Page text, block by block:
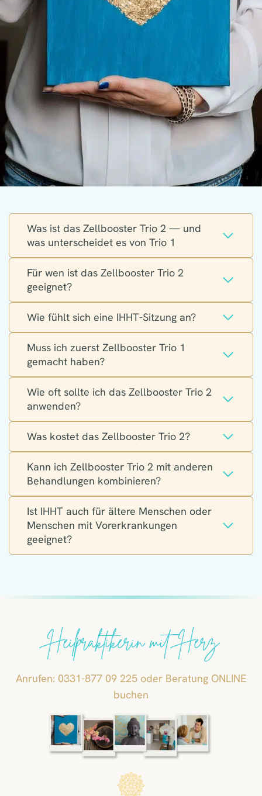
Was ist das Zellbooster Trio 2 — und
was unterscheidet es von Trio 1
Für wen ist das Zellbooster Trio 2
geeignet?
Wie fühlt sich eine IHHT-Sitzung an?
Muss ich zuerst Zellbooster Trio 1
gemacht haben?
Wie oft sollte ich das Zellbooster Trio 2
anwenden?
Was kostet das Zellbooster Trio 2?
Kann ich Zellbooster Trio 2 mit anderen
Behandlungen kombinieren?
Ist IHHT auch für ältere Menschen oder
Menschen mit Vorerkrankungen
geeignet?
Heilpraktikerin mit Herz
Anrufen: 0331-877 09 225 oder Beratung ONLINE
buchen